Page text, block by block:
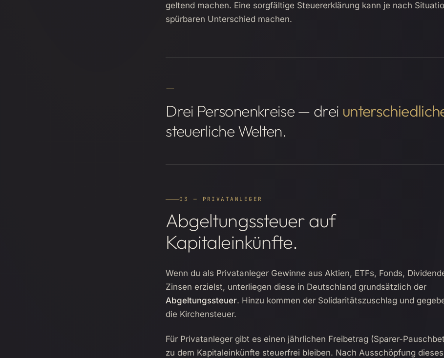
geltend machen. Eine sorgfältige Steuererklärung kann je nach
spürbaren Unterschied machen.
Drei Personenkreise — drei
steuerliche Welten.
03 — PRIVATANLEGER
Abgeltungssteuer auf
Kapitaleinkünfte.
Wenn du als Privatanleger Gewinne aus Aktien, ETFs, Fonds,
Zinsen erzielst, unterliegen diese in Deutschland grundsätzlich der
Abgeltungssteuer. Hinzu kommen der Solidaritätszuschlag und
die Kirchensteuer.
Für Privatanleger gibt es einen jährlichen Freibetrag (Sparer-
zu dem Kapitaleinkünfte steuerfrei bleiben. Nach Ausschöpfung dieses